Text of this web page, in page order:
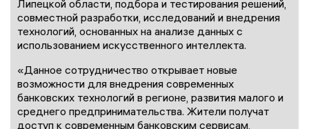
Липецкой области, подбора и тестирования решений,
совместной разработки, исследований и внедрения
технологий, основанных на анализе данных с
использованием искусственного интеллекта.
«Данное сотрудничество открывает новые
возможности для внедрения современных
банковских технологий в регионе, развития малого и
среднего предпринимательства. Жители получат
доступ к современным банковским сервисам,